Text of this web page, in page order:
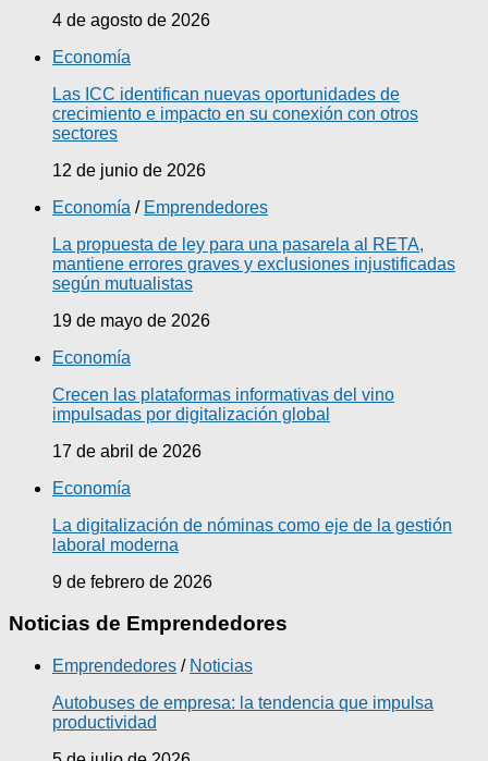
4 de agosto de 2026
Economía
Las ICC identifican nuevas oportunidades de
crecimiento e impacto en su conexión con otros
sectores
12 de junio de 2026
Economía / Emprendedores
La propuesta de ley para una pasarela al RETA,
mantiene errores graves y exclusiones injustificadas
según mutualistas
19 de mayo de 2026
Economía
Crecen las plataformas informativas del vino
impulsadas por digitalización global
17 de abril de 2026
Economía
La digitalización de nóminas como eje de la gestión
laboral moderna
9 de febrero de 2026
Noticias de Emprendedores
Emprendedores / Noticias
Autobuses de empresa: la tendencia que impulsa
productividad